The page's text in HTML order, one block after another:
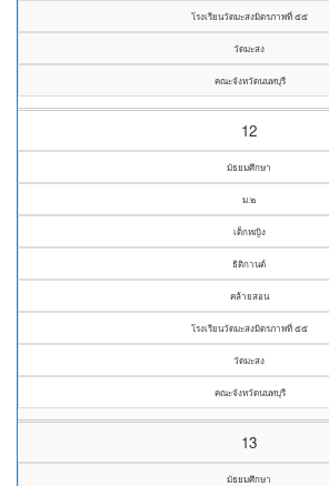
โรงเรียนวัดมะสงมิตรภาพที่ ๕๕
วัดมะสง
คณะจังหวัดนนทบุรี
12
มัธยมศึกษา
ม.๒
เด็กหญิง
ธิติกานต์
คล้ายสอน
โรงเรียนวัดมะสงมิตรภาพที่ ๕๕
วัดมะสง
คณะจังหวัดนนทบุรี
13
มัธยมศึกษา